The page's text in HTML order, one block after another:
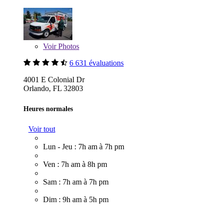
VoirPhotos
6 631 évaluations
4001 E Colonial Dr
Orlando, FL 32803
Heures normales
Voir tout
Lun - Jeu : 7h am à 7h pm
Ven : 7h am à 8h pm
Sam : 7h am à 7h pm
Dim : 9h am à 5h pm